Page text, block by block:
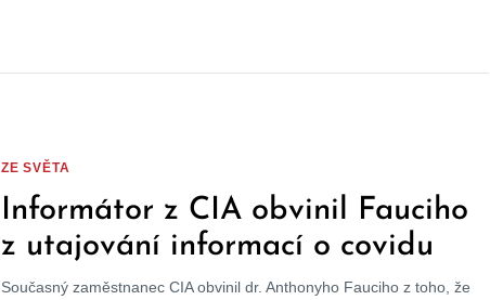
ZE SVĚTA
Informátor z CIA obvinil Fauciho
z utajování informací o covidu
během svědectví
Současný zaměstnanec CIA obvinil dr. Anthonyho Fauciho z toho, že